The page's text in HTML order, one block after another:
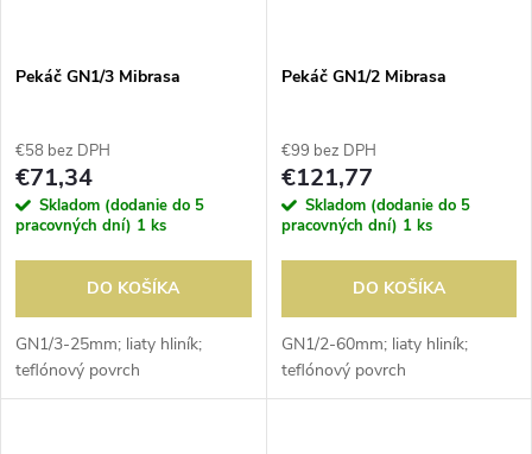
e
p
r
o
d
u
s
r
o
d
u
k
Pekáč GN1/3 Mibrasa
€58 bez DPH
€71,34
Skladom (dodanie do 5
pracovných dní) 1 ks
DO KOŠÍKA
GN1/3-25mm; liaty hliník;
teflónový povrch
Pekáč GN1/2 Mibrasa
€99 bez DPH
€121,77
Skladom (dodanie do 5
pracovných dní) 1 ks
DO KOŠÍKA
GN1/2-60mm; liaty hliník;
teflónový povrch